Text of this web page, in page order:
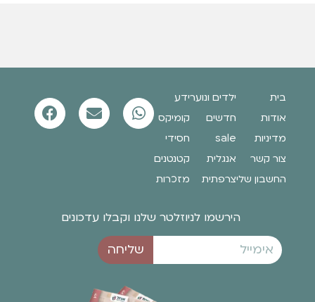
בית
אודות
מדיניות
צור קשר
החשבון שלי
ילדים ונוער
חדשים
sale
אנגלית
צרפתית
ידע
קומיקס
חסידי
קטנטנים
מזכרות
הירשמו לניוזלטר שלנו וקבלו עדכונים
שליחה